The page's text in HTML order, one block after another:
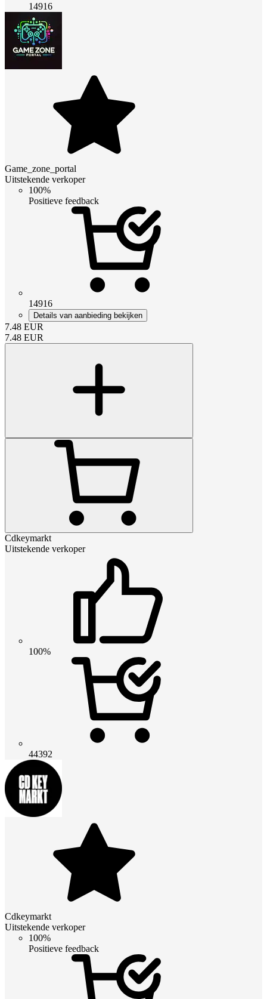
14916
Game_zone_portal
Uitstekende verkoper
100%
Positieve feedback
14916
Details van aanbieding bekijken
7.48 EUR
7.48 EUR
Cdkeymarkt
Uitstekende verkoper
100%
44392
Cdkeymarkt
Uitstekende verkoper
100%
Positieve feedback